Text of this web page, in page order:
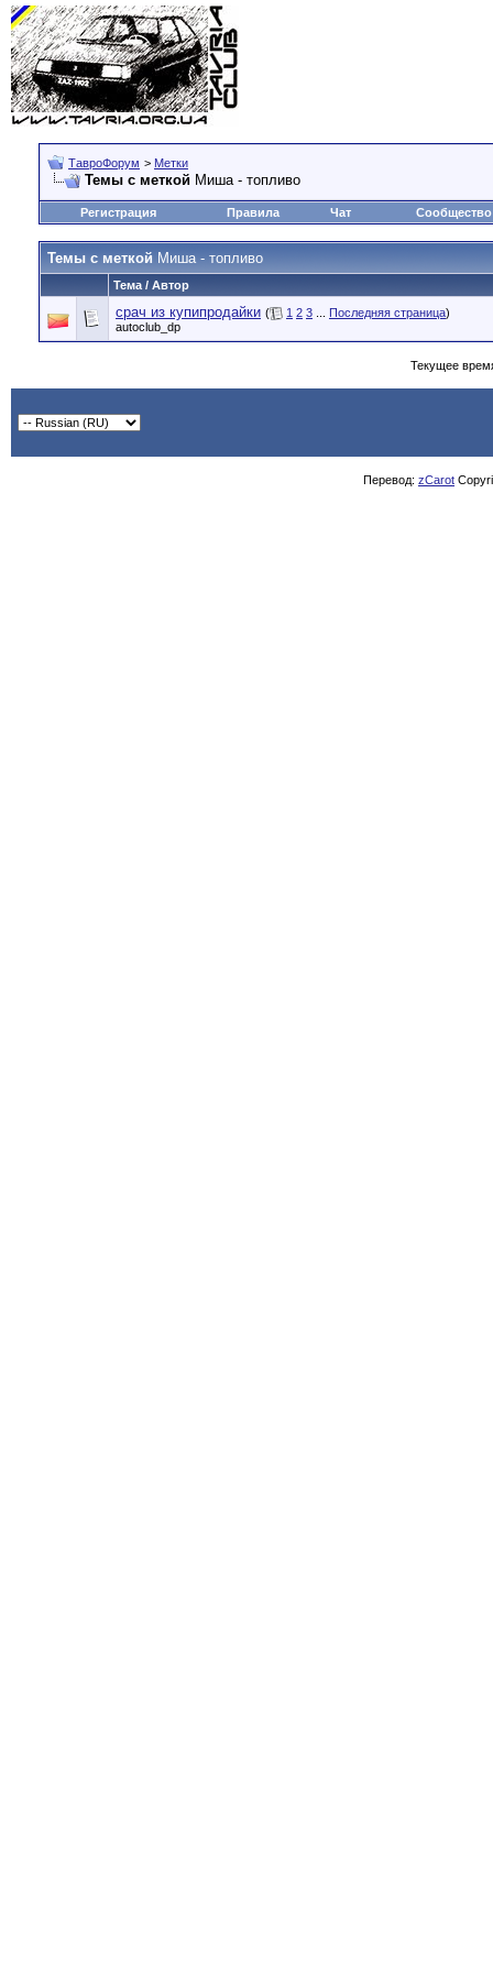
ТавроФорум > Метки
Темы с меткой Миша - топливо
Регистрация Правила Чат Сообщество
Темы с меткой Миша - топливо
Тема / Автор
срач из купипродайки ( 1 2 3 Последняя страница)
autoclub_dp
Текущее
Перевод: zCarot